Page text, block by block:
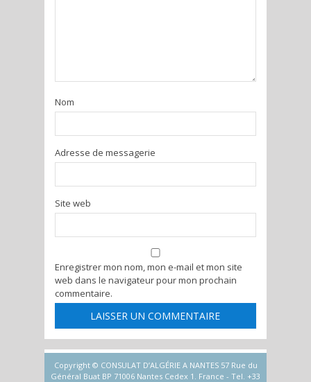
Nom
Adresse de messagerie
Site web
Enregistrer mon nom, mon e-mail et mon site
web dans le navigateur pour mon prochain
commentaire.
Copyright © CONSULAT D’ALGÉRIE A NANTES 57 Rue du
Général Buat BP 71006 Nantes Cedex 1. France - Tel. +33